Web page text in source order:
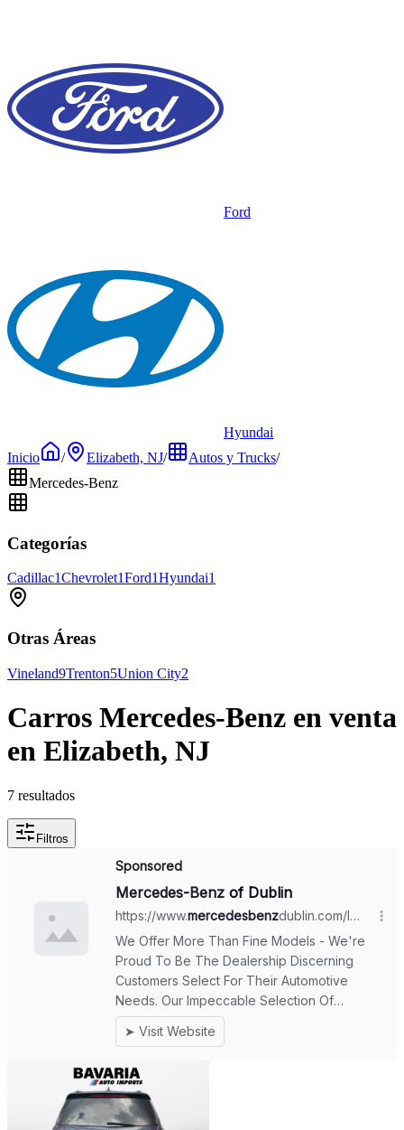
Ford
Hyundai
Inicio
/ Elizabeth, NJ/ Autos y Trucks/
Mercedes-Benz
Categorías
Cadillac1Chevrolet1Ford1Hyundai1
Otras Áreas
Vineland9Trenton5Union City2
Carros Mercedes-Benz en venta
en Elizabeth, NJ
7 resultados
Filtros